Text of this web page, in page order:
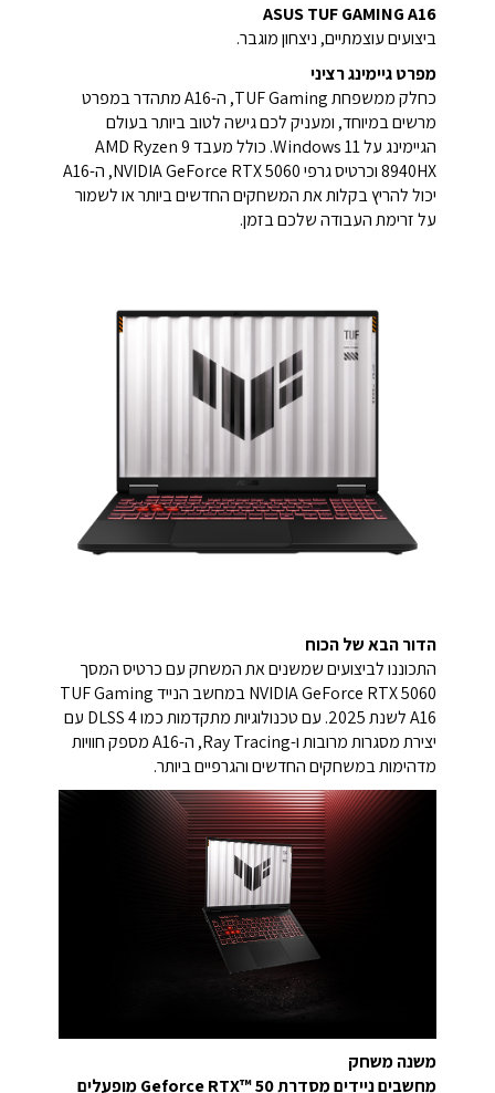
ASUS TUF GAMING A16
ביצועים עוצמתיים, ניצחון מוגבר.
מפרט גיימינג רציני
כחלק ממשפחת TUF Gaming, ה-A16 מתהדר במפרט
מרשים במיוחד, ומעניק לכם גישה לטוב ביותר בעולם
הגיימינג על Windows 11. כולל מעבד AMD Ryzen 9
8940HX וכרטיס גרפי NVIDIA GeForce RTX 5060, ה-A16
יכול להריץ בקלות את המשחקים החדשים ביותר או לשמור
על זרימת העבודה שלכם בזמן.​
הדור הבא של הכוח
התכוננו לביצועים שמשנים את המשחק עם כרטיס המסך
NVIDIA GeForce RTX 5060 במחשב הנייד TUF Gaming
A16 לשנת 2025. עם טכנולוגיות מתקדמות כמו DLSS 4 עם
יצירת מסגרות מרובות ו-Ray Tracing, ה-A16 מספק חוויות
מדהימות במשחקים החדשים והגרפיים ביותר.
משנה משחק
מחשבים ניידים מסדרת Geforce RTX™ 50 מופעלים